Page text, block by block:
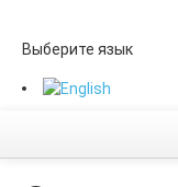
Выберите язык